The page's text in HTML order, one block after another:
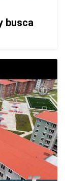
busca